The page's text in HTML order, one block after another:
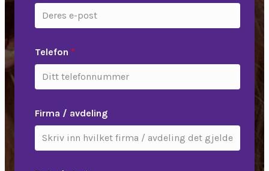
Telefon *
Firma / avdeling